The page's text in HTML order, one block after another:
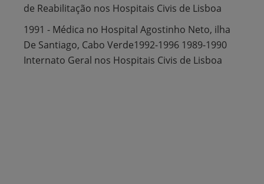
de Reabilitação nos Hospitais Civis de Lisboa
1991 - Médica no Hospital Agostinho Neto, ilha
De Santiago, Cabo Verde1992-1996 1989-1990
Internato Geral nos Hospitais Civis de Lisboa